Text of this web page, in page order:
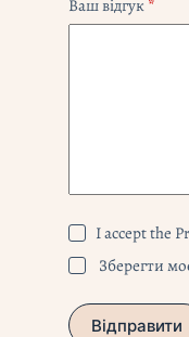
Ваш відгук *
I accept the
Зберегти
Відправити